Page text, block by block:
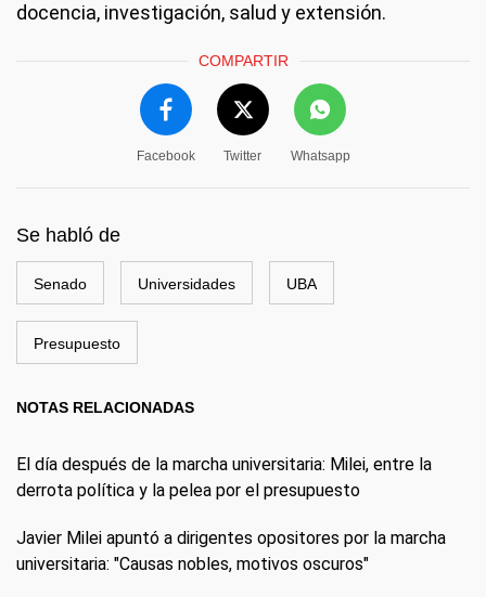
docencia, investigación, salud y extensión.
COMPARTIR
Facebook Twitter Whatsapp
Se habló de
Senado Universidades UBA
Presupuesto
NOTAS RELACIONADAS
El día después de la marcha universitaria: Milei, entre la
derrota política y la pelea por el presupuesto
Javier Milei apuntó a dirigentes opositores por la marcha
universitaria: "Causas nobles, motivos oscuros"